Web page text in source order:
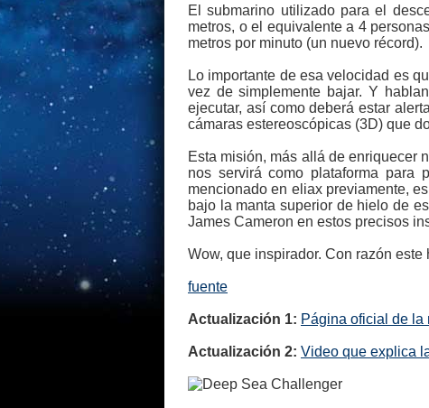
El submarino utilizado para el
metros, o el equivalente a 4
metros por minuto (un nuevo récord).
Lo importante de esa velocidad es
vez de simplemente bajar. Y
ejecutar, así como deberá estar
cámaras estereoscópicas (3D) que
Esta misión, más allá de enriquecer
nos servirá como plataforma para
mencionado en eliax previamente,
bajo la manta superior de hielo de
James Cameron en estos precisos
Wow, que inspirador. Con razón
fuente
Actualización 1: Página oficial de
Actualización 2: Video que explica